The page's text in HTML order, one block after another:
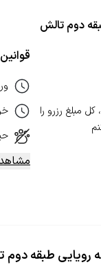
دوم تالش
مبلغ رزرو را
رویایی طبقه دوم